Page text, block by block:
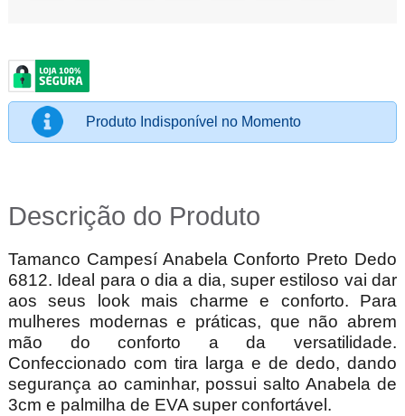
Produto Indisponível no Momento
Descrição do Produto
Tamanco Campesí Anabela Conforto Preto Dedo
6812. Ideal para o dia a dia, super estiloso vai dar
aos seus look mais charme e conforto. Para
mulheres modernas e práticas, que não abrem
mão do conforto a da versatilidade.
Confeccionado com tira larga e de dedo, dando
segurança ao caminhar, possui salto Anabela de
3cm e palmilha de EVA super confortável.